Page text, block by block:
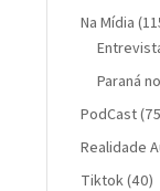
Na Mídia
Paraná
PodCast
Realidade
Tiktok(40)